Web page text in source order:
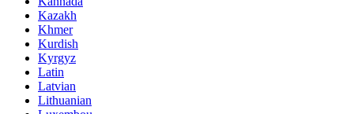
Kazakh
Khmer
Kurdish
Kyrgyz
Latin
Latvian
Lithuanian